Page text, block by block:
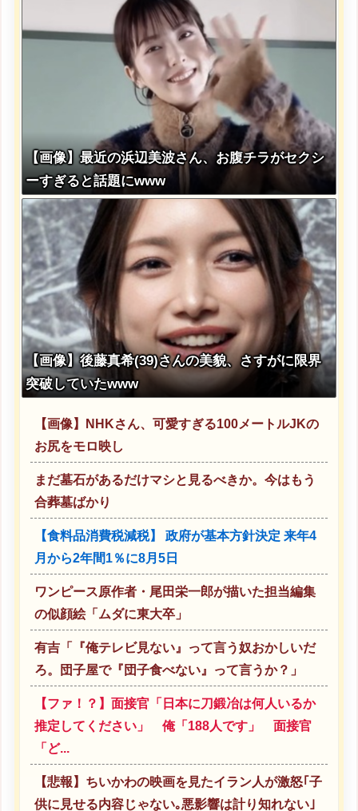
【画像】最近の浜辺美波さん、お腹チラがセクシ
ーすぎると話題にwww
【画像】後藤真希(39)さんの美貌、さすがに限界
突破していたwww
【画像】NHKさん、可愛すぎる100メートルJKの
お尻をモロ映し
まだ墓石があるだけマシと見るべきか。今はもう
合葬墓ばかり
【食料品消費税減税】 政府が基本方針決定 来年4
月から2年間1％に8月5日
ワンピース原作者・尾田栄一郎が描いた担当編集
の似顔絵「ムダに東大卒」
有吉「『俺テレビ見ない』って言う奴おかしいだ
ろ。団子屋で『団子食べない』って言うか？」
【ファ！？】面接官「日本に刀鍛冶は何人いるか
推定してください」 俺「188人です」 面接官
「ど...
【悲報】ちいかわの映画を見たイラン人が激怒｢子
供に見せる内容じゃない｡悪影響は計り知れない｣